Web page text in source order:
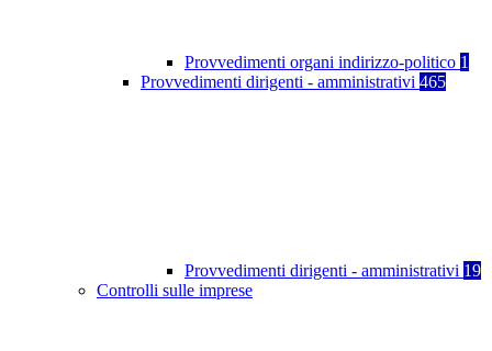
Provvedimenti organi indirizzo-politico 1
Provvedimenti dirigenti - amministrativi 465
Provvedimenti dirigenti - amministrativi 19
Controlli sulle imprese